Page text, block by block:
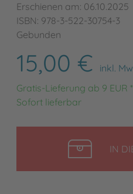
Erschienen am: 06.10.2025
ISBN: 978-3-522-30754-3
Gebunden
15,00 €
inkl.
Gratis-Lieferung ab 9 EUR *
Sofort lieferbar
IN